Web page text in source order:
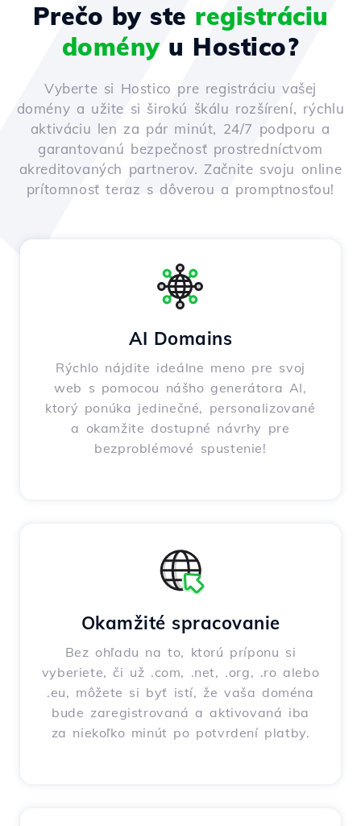
Prečo by ste registráciu
doményu Hostico?
Vyberte si Hostico pre registráciu vašej
domény a užite si širokú škálu rozšírení, rýchlu
aktiváciu len za pár minút, 24/7 podporu a
garantovanú bezpečnosť prostredníctvom
akreditovaných partnerov. Začnite svoju online
prítomnosť teraz s dôverou a promptnosťou!
AI Domains
Rýchlo nájdite ideálne meno pre svoj
web s pomocou nášho generátora AI,
ktorý ponúka jedinečné, personalizované
a okamžite dostupné návrhy pre
bezproblémové spustenie!
Okamžité spracovanie
Bez ohľadu na to, ktorú príponu si
vyberiete, či už .com, .net, .org, .ro alebo
.eu, môžete si byť istí, že vaša doména
bude zaregistrovaná a aktivovaná iba
za niekoľko minút po potvrdení platby.